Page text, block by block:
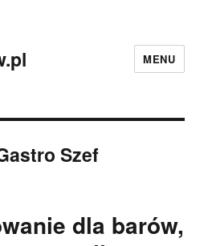
MENU
Szef
dla barów,